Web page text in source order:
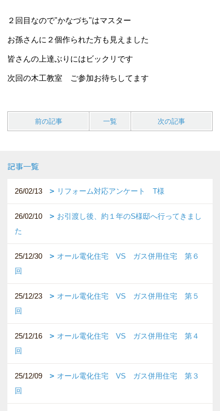
２回目なので"かなづち"はマスター
お孫さんに２個作られた方も見えました
皆さんの上達ぶりにはビックリです
次回の木工教室 ご参加お待ちしてます
前の記事 一覧 次の記事
記事一覧
26/02/13 リフォーム対応アンケート T様
26/02/10
お引渡し後、約１年のS様邸へ行ってきまし
た
25/12/30
オール電化住宅 VS ガス併用住宅 第６
回
25/12/23
オール電化住宅 VS ガス併用住宅 第５
回
25/12/16
オール電化住宅 VS ガス併用住宅 第４
回
25/12/09
オール電化住宅 VS ガス併用住宅 第３
回